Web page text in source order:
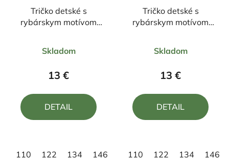
Tričko detské s
rybárskym motívom
hodnotenie
produktu
4,0
z
Skladom
13 €
DETAIL
110 122 134 146 158
Tričko detské s
rybárskym motívom
hodnotenie
produktu
5,0
z
Skladom
13 €
DETAIL
110 122 134 146